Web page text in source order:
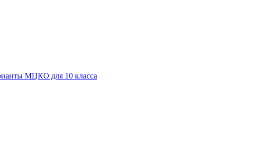
МЦКО для 10 класса